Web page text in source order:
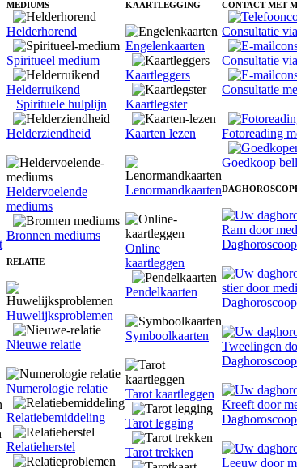
MEDIUMS
Helderhorend
Spiritueel medium
Helderruikend
Spirituele hulplijn
Helderziendheid
Heldervoelende
mediums
Bronnen mediums
RELATIE
Huwelijksproblemen
Nieuwe relatie
Numerologie relatie
Relatiebemiddeling
Relatieherstel
KAARTLEGGING
Engelenkaarten
Kaartleggers
Kaartlegster
Kaarten lezen
Lenormandkaarten
Online
kaartleggen
Pendelkaarten
Symboolkaarten
Tarot kaartleggen
Tarot legging
Tarot trekken
CONTACT MET
Consultatie
Consultatie
Consultatie
Fotoreading
Goedkoop